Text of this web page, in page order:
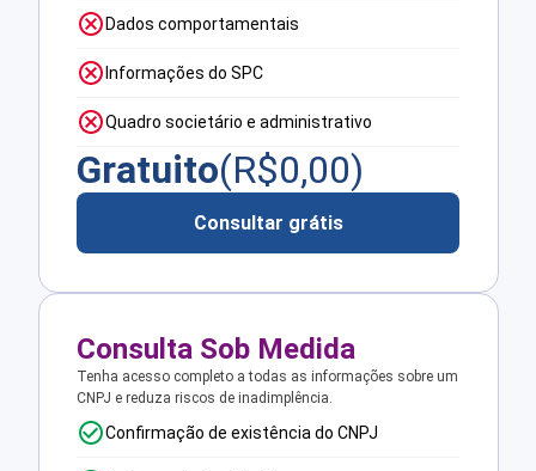
Dados comportamentais
Informações do SPC
Quadro societário e administrativo
Gratuito(R$0,00)
Consultar grátis
Consulta Sob Medida
Tenha acesso completo a todas as informações sobre um
CNPJ e reduza riscos de inadimplência.
Confirmação de existência do CNPJ